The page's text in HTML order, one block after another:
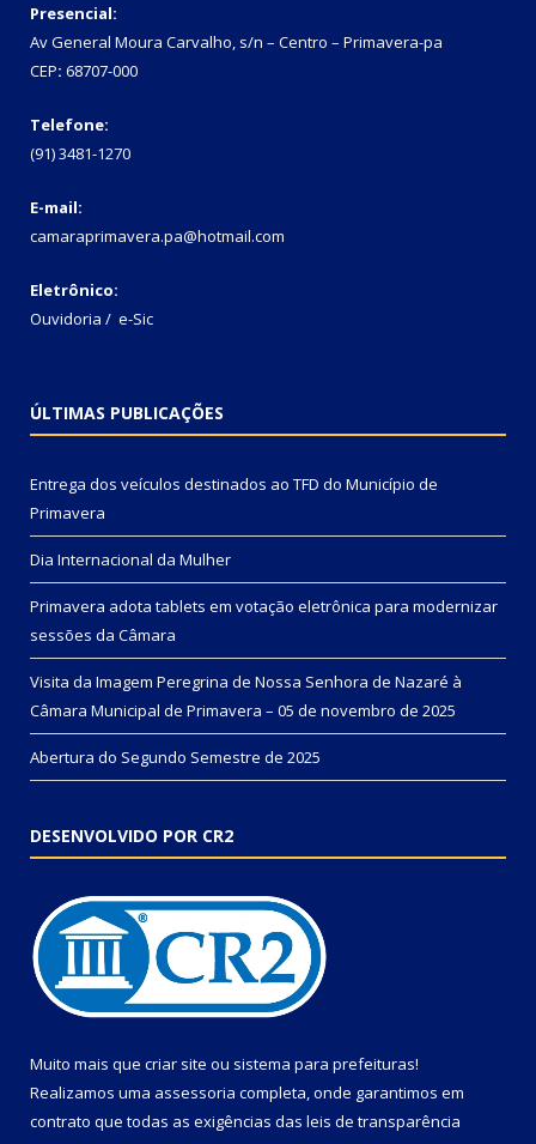
Presencial:
Av General Moura Carvalho, s/n – Centro – Primavera-pa
CEP: 68707-000
Telefone:
(91) 3481-1270
E-mail:
camaraprimavera.pa@hotmail.com
Eletrônico:
Ouvidoria / e-Sic
ÚLTIMAS PUBLICAÇÕES
Entrega dos veículos destinados ao TFD do Município de
Primavera
Dia Internacional da Mulher
Primavera adota tablets em votação eletrônica para modernizar
sessões da Câmara
Visita da Imagem Peregrina de Nossa Senhora de Nazaré à
Câmara Municipal de Primavera – 05 de novembro de 2025
Abertura do Segundo Semestre de 2025
DESENVOLVIDO POR CR2
Muito mais que criar site ou sistema para prefeituras!
Realizamos uma assessoria completa, onde garantimos em
contrato que todas as exigências das leis de transparência